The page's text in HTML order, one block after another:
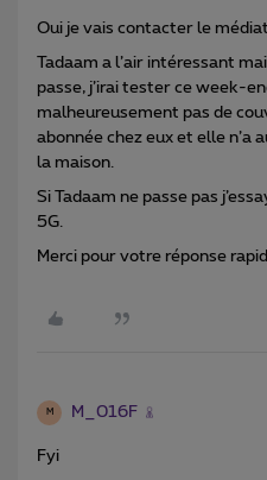
Oui je vais contacter le
Tadaam a l’air intéressant
passe, j’irai tester ce week-
malheureusement pas de
abonnée chez eux et elle n’a
la maison.
Si Tadaam ne passe pas
5G.
Merci pour votre réponse
M M_016F
Fyi